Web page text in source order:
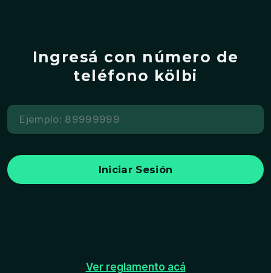
Ingresá con número de
teléfono kölbi
Iniciar Sesión
Ver reglamento acá